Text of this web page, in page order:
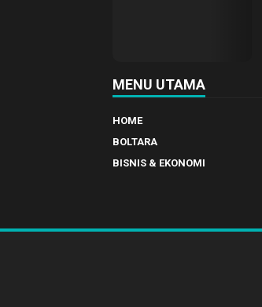
MENU UTAMA
HOME
BOLTARA
BISNIS & EKONOMI